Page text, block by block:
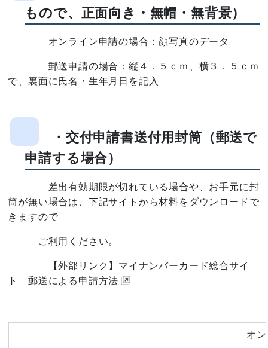
もので、正面向き・無帽・無背景）
オンライン申請の場合：顔写真のデータ
郵送申請の場合：縦４．５ｃｍ、横３．５ｃｍ
で、裏面に氏名・生年月日を記入
・交付申請書送付用封筒（郵送で
申請する場合）
差出有効期限が切れている場合や、お手元に封
筒が無い場合は、下記サイトから材料をダウンロードで
きますので
ご利用ください。
【外部リンク】 マイナンバーカード総合サイ
ト 郵送による申請方法
オ